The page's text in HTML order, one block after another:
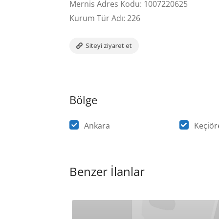
Mernis Adres Kodu: 1007220625
Kurum Tür Adı: 226
Siteyi ziyaret et
Bölge
Ankara
Benzer İlanlar